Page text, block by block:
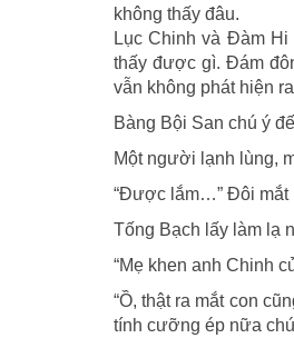
không thấy đâu.
Lục Chinh và Đàm
thấy được gì. Đám
vẫn không phát hiện
Bàng Bội San chú ý
Một người lạnh lùng,
“Được lắm…” Đôi mắt
Tống Bạch lấy làm lạ
“Mẹ khen anh Chinh
“Ồ, thật ra mắt con
tính cưỡng ép nữa